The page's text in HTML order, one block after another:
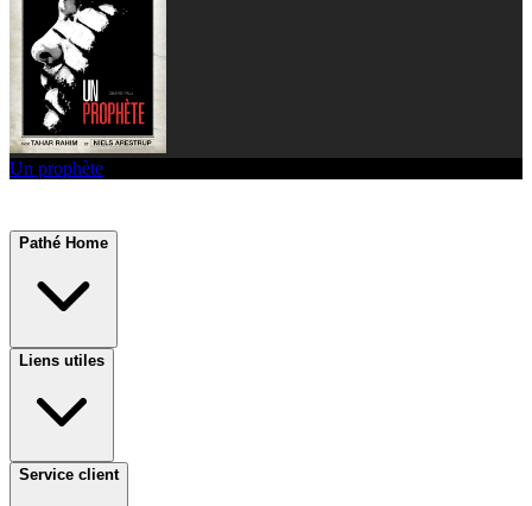
Un prophète
Pathé Home
Liens utiles
Service client